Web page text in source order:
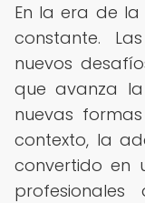
En la era de
constante.
nuevos
que avanza
nuevas
contexto, la
convertido en